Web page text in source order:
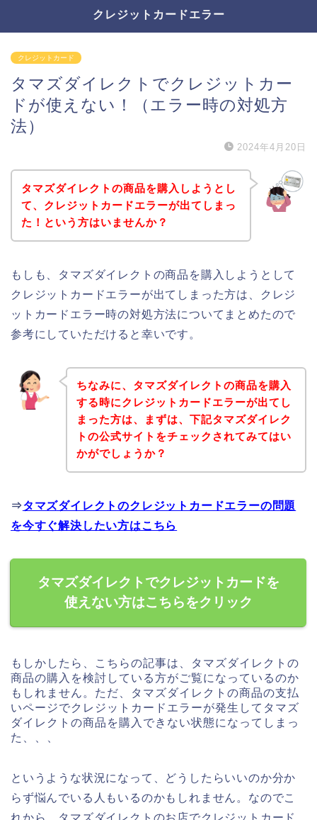
クレジットカードエラー
クレジットカード
タマズダイレクトでクレジットカー
ドが使えない！（エラー時の対処方
法）
2024年4月20日
タマズダイレクトの商品を購入しようとし
て、クレジットカードエラーが出てしまっ
た！という方はいませんか？
もしも、タマズダイレクトの商品を購入しようとして
クレジットカードエラーが出てしまった方は、クレジ
ットカードエラー時の対処方法についてまとめたので
参考にしていただけると幸いです。
ちなみに、タマズダイレクトの商品を購入
する時にクレジットカードエラーが出てし
まった方は、まずは、下記タマズダイレク
トの公式サイトをチェックされてみてはい
かがでしょうか？
⇒タマズダイレクトのクレジットカードエラーの問題
を今すぐ解決したい方はこちら
タマズダイレクトでクレジットカードを
使えない方はこちらをクリック
もしかしたら、こちらの記事は、タマズダイレクトの
商品の購入を検討している方がご覧になっているのか
もしれません。ただ、タマズダイレクトの商品の支払
いページでクレジットカードエラーが発生してタマズ
ダイレクトの商品を購入できない状態になってしまっ
た、、、
というような状況になって、どうしたらいいのか分か
らず悩んでいる人もいるのかもしれません。なのでこ